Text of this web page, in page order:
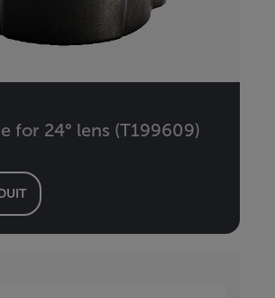
for 24° lens (T199609)